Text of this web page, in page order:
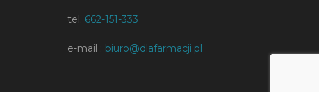
tel. 662-151-333
e-mail : biuro@dlafarmacji.pl